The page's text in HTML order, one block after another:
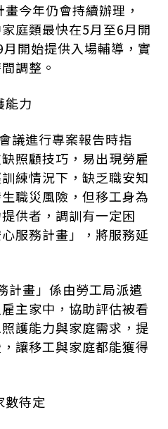
今年仍會持續辦理，
庭類最快在5月至6月開
開始提供入場輔導，實
調整。
能力
議進行專案報告時指
照顧技巧，易出現勞雇
練情況下，缺乏職安知
職災風險，但移工身為
供者，調訓有一定困
服務計畫」，將服務延
計畫」係由勞工局派遣
主家中，協助評估被看
護能力與家庭需求，提
讓移工與家庭都能獲得
數待定